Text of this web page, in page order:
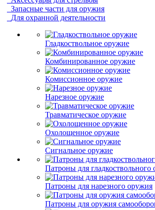
Запасные части для оружия
Для охранной деятельности
Гладкоствольное оружие
Комбинированное оружие
Комиссионное оружие
Нарезное оружие
Травматическое оружие
Охолощенное оружие
Сигнальное оружие
Патроны для гладкоствольного
Патроны для нарезного оружия
Патроны для оружия